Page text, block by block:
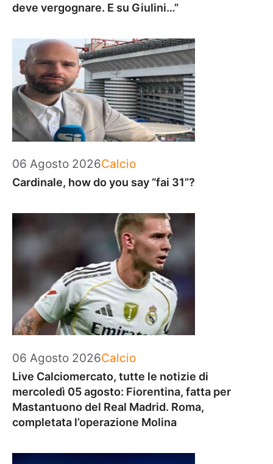
deve vergognare. E su Giulini…”
06 Agosto 2026Categorie
Calcio
Cardinale, how do you say “fai 31”?
06 Agosto 2026Categorie
Calcio
Live Calciomercato, tutte le notizie di
mercoledì 05 agosto: Fiorentina, fatta per
Mastantuono del Real Madrid. Roma,
completata l’operazione Molina